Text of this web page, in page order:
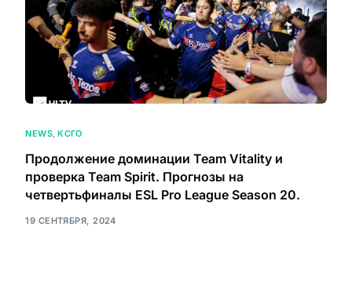
NEWS ,КСГО
Продолжение доминации Team Vitality и
проверка Team Spirit. Прогнозы на
четвертьфиналы ESL Pro League Season 20.
19 СЕНТЯБРЯ, 2024